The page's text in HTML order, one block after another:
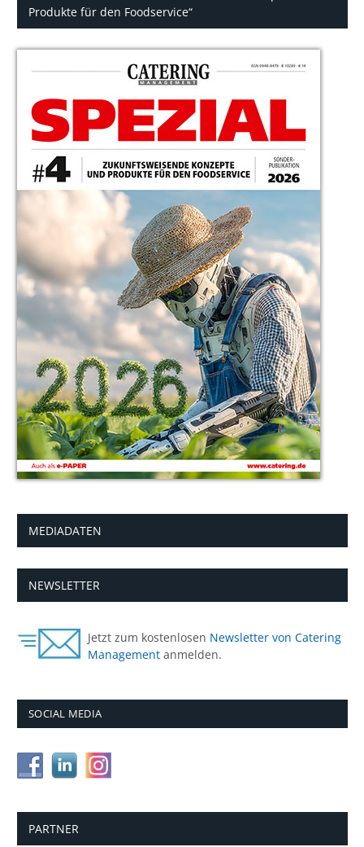
Produkte für den Foodservice“
MEDIADATEN
NEWSLETTER
Jetzt zum kostenlosen Newsletter von Catering
Management anmelden.
SOCIAL MEDIA
PARTNER